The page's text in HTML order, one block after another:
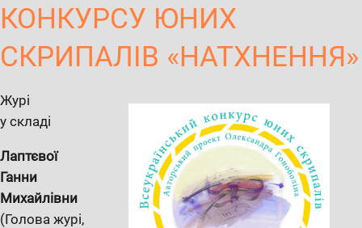
КОНКУРСУ ЮНИХ
СКРИПАЛІВ «НАТХНЕННЯ»
Журі
у складі
Лаптєвої
Ганни
Михайлівни
(Голова журі,